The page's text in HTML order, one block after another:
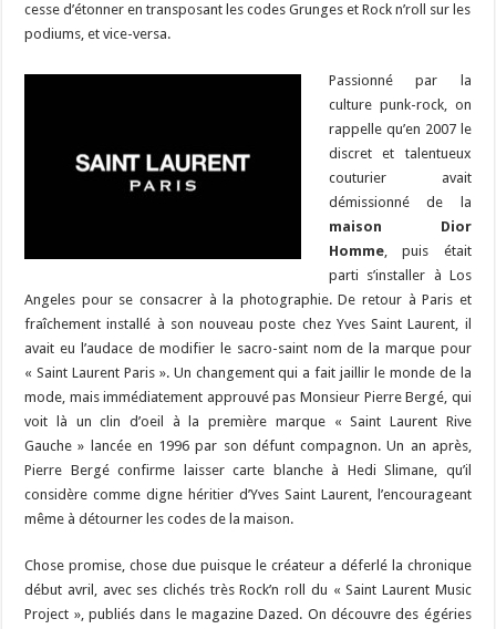
cesse d’étonner en transposant les codes Grunges et Rock n’roll sur les
podiums, et vice-versa.
Passionné par la
culture punk-rock, on
rappelle qu’en 2007 le
discret et talentueux
couturier avait
démissionné de la
maison Dior
Homme, puis était
parti s’installer à Los
Angeles pour se consacrer à la photographie. De retour à Paris et
fraîchement installé à son nouveau poste chez Yves Saint Laurent, il
avait eu l’audace de modifier le sacro-saint nom de la marque pour
« Saint Laurent Paris ». Un changement qui a fait jaillir le monde de la
mode, mais immédiatement approuvé pas Monsieur Pierre Bergé, qui
voit là un clin d’oeil à la première marque « Saint Laurent Rive
Gauche » lancée en 1996 par son défunt compagnon. Un an après,
Pierre Bergé confirme laisser carte blanche à Hedi Slimane, qu’il
considère comme digne héritier d’Yves Saint Laurent, l’encourageant
même à détourner les codes de la maison.
Chose promise, chose due puisque le créateur a déferlé la chronique
début avril, avec ses clichés très Rock’n roll du « Saint Laurent Music
Project », publiés dans le magazine Dazed. On découvre des égéries